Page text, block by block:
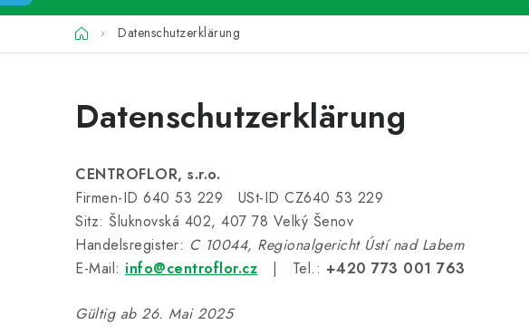
StartseiteDatenschutzerklärung
Datenschutzerklärung
CENTROFLOR, s.r.o.
Firmen-ID 640 53 229 USt-ID CZ640 53 229
Sitz: Šluknovská 402, 407 78 Velký Šenov
Handelsregister: C 10044, Regionalgericht Ústí nad Labem
E-Mail: info@centroflor.cz | Tel.: +420 773 001 763
Gültig ab 26. Mai 2025